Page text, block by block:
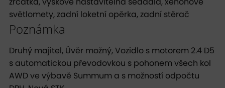
světlomety, zadní loketní opěrka, zadní stěrač
Poznámka
Druhý majitel, Úvěr možný, Vozidlo s motorem 2.4 D5
s automatickou převodovkou s pohonem všech kol
AWD ve výbavě Summum a s možností odpočtu